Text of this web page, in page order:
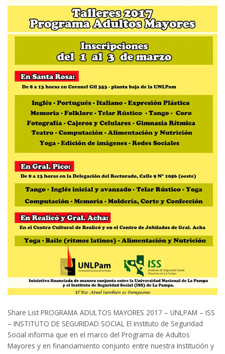
Share List PROGRAMA ADULTOS MAYORES 2017 – UNLPAM – ISS
– INSTITUTO DE SEGURIDAD SOCIAL El Instituto de Seguridad
Social informa que en el marco del Programa de Adultos
Mayores y en financiamiento conjunto entre nuestra Institución y